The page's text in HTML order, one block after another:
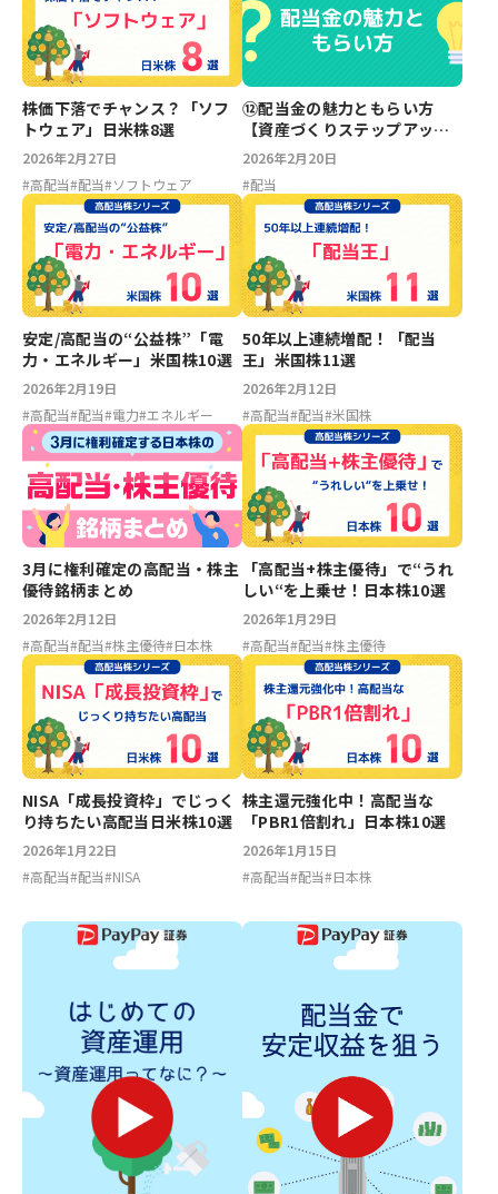
株価下落でチャンス？「ソフ
トウェア」日米株8選
2026年2月27日
#高配当#配当#ソフトウェア
⑫配当金の魅力ともらい方
【資産づくりステップアッ
プ】
2026年2月20日
#配当
安定/高配当の“公益株”「電
力・エネルギー」米国株10選
2026年2月19日
#高配当#配当#電力#エネルギー
50年以上連続増配！「配当
王」米国株11選
2026年2月12日
#高配当#配当#米国株
3月に権利確定の高配当・株主
優待銘柄まとめ
2026年2月12日
#高配当#配当#株主優待#日本株
「高配当+株主優待」で“うれ
しい“を上乗せ！日本株10選
2026年1月29日
#高配当#配当#株主優待
NISA「成長投資枠」でじっく
り持ちたい高配当日米株10選
2026年1月22日
#高配当#配当#NISA
株主還元強化中！高配当な
「PBR1倍割れ」日本株10選
2026年1月15日
#高配当#配当#日本株